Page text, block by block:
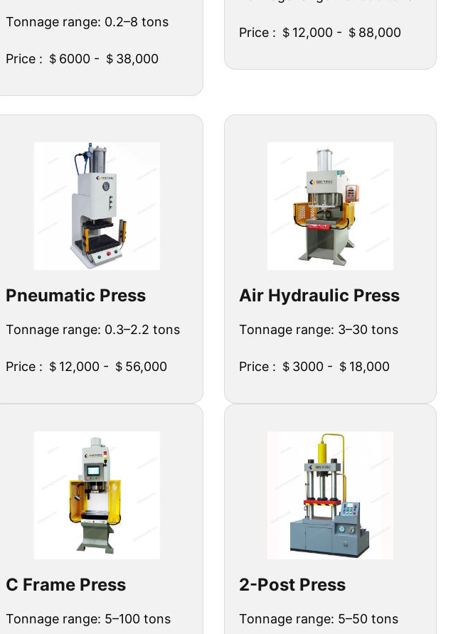
Tonnage range: 0.2–8 tons
Price : ＄6000 - ＄38,000
Price : ＄12,000 - ＄88,000
Pneumatic Press
Tonnage range: 0.3–2.2 tons
Price : ＄12,000 - ＄56,000
Air Hydraulic Press
Tonnage range: 3–30 tons
Price : ＄3000 - ＄18,000
C Frame Press
Tonnage range: 5–100 tons
2-Post Press
Tonnage range: 5–50 tons